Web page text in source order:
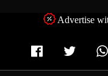
Advertise